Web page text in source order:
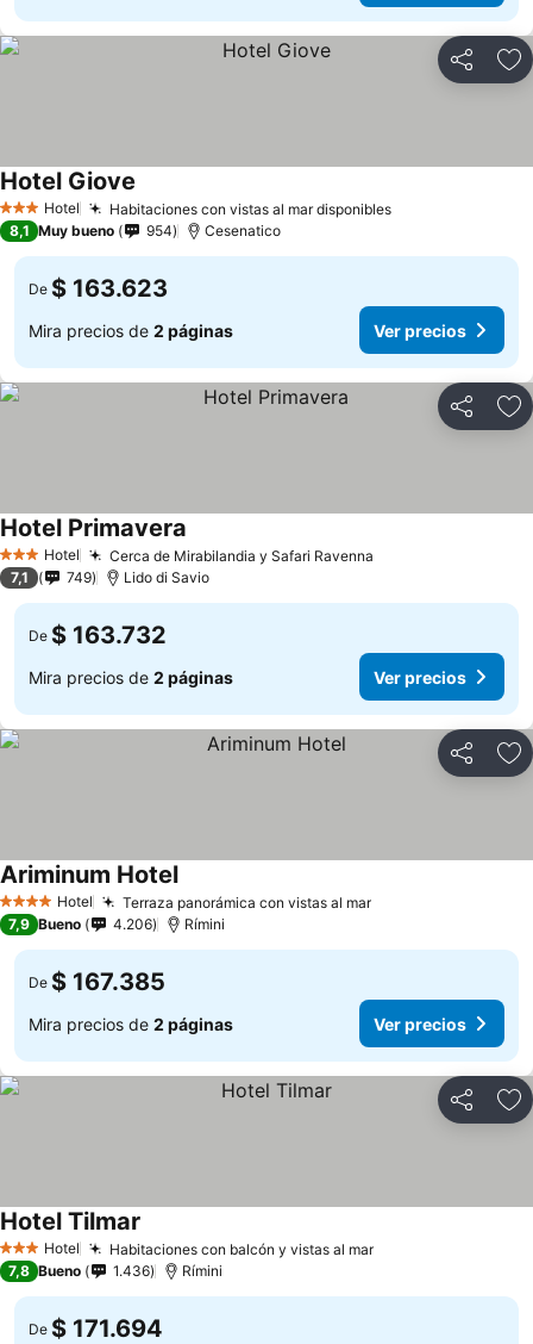
Compartir
3 Estrellas
Hotel Habitaciones con vistas al mar disponibles
Hotel Giove
8,1 Muy bueno 954 Cesenatico
De $ 163.623
Mira precios de 2 páginas Ver precios
Compartir
3 Estrellas
Hotel Cerca de Mirabilandia y Safari Ravenna
Hotel Primavera
7,1 749 Lido di Savio
De $ 163.732
Mira precios de 2 páginas Ver precios
Compartir
4 EstrellasHotel Terraza panorámica con vistas al mar
Ariminum Hotel
7,9 Bueno 4.206 Rímini
De $ 167.385
Mira precios de 2 páginas Ver precios
Compartir
3 Estrellas
Hotel Habitaciones con balcón y vistas al mar
Hotel Tilmar
7,8 Bueno 1.436 Rímini
De $ 171.694